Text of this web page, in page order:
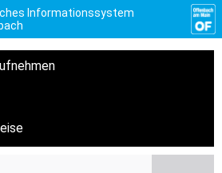
Informationssystem